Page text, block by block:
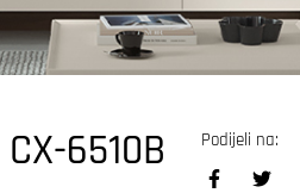
6510B
Podijeli na: